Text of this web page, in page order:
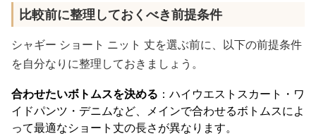
比較前に整理しておくべき前提条件
シャギー ショート ニット 丈を選ぶ前に、以下の前提条件
を自分なりに整理しておきましょう。
合わせたいボトムスを決める ：ハイウエストスカート・ワ
イドパンツ・デニムなど、メインで合わせるボトムスによ
って最適なショート丈の長さが異なります。